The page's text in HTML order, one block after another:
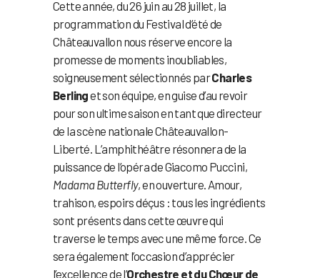
Cette année, du 26 juin au 28 juillet, la
programmation du Festival d’été de
Châteauvallon nous réserve encore la
promesse de moments inoubliables,
soigneusement sélectionnés parCharles
Berlinget son équipe, en guise d’au revoir
pour son ultime saison en tant que directeur
de la scène nationale Châteauvallon-
Liberté. L’amphithéâtre résonnera de la
puissance de l’opéra de Giacomo Puccini,
Madama Butterfly, en ouverture. Amour,
trahison, espoirs déçus : tous les ingrédients
sont présents dans cette œuvre qui
traverse le temps avec une même force. Ce
sera également l’occasion d’apprécier
l’excellence de l’Orchestre et du Chœur de